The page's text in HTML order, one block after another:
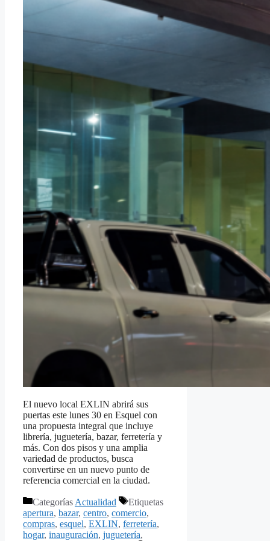
El nuevo local EXLIN abrirá sus
puertas este lunes 30 en Esquel con
una propuesta integral que incluye
librería, juguetería, bazar, ferretería y
más. Con dos pisos y una amplia
variedad de productos, busca
convertirse en un nuevo punto de
referencia comercial en la ciudad.
Categorías Actualidad
Etiquetas
apertura, bazar, centro, comercio,
compras, esquel, EXLIN, ferretería,
hogar, inauguración, juguetería,